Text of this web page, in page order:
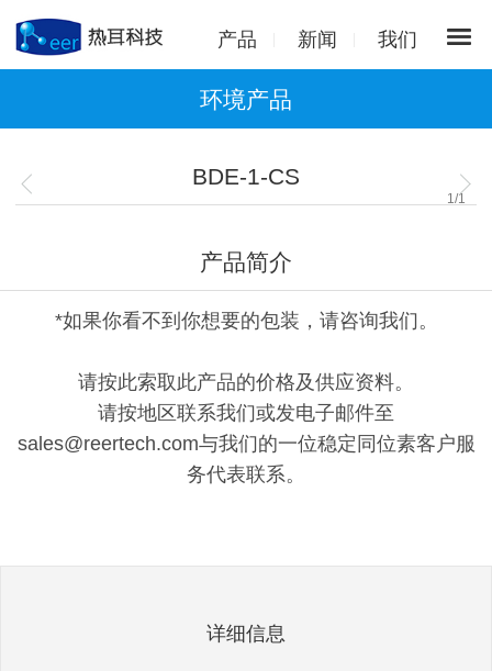
产品 新闻 我们
环境产品
BDE-1-CS
1 /1
产品简介
*如果你看不到你想要的包装，请咨询我们。
请按此索取此产品的价格及供应资料。
请按地区联系我们或发电子邮件至
sales@reertech.com与我们的一位稳定同位素客户服
务代表联系。
详细信息